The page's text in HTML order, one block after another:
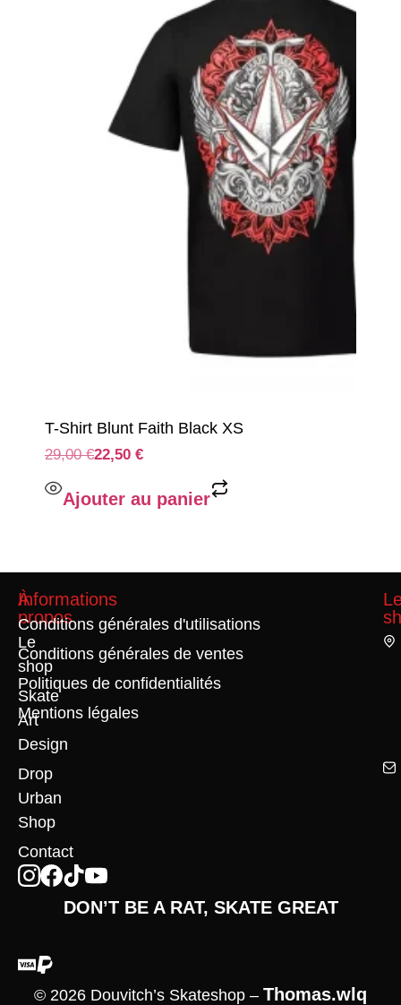
T-Shirt Blunt Faith Black XS
29,00€22,50 €
Ajouter au panier
À
propos
Le
shop
Skate
Art
Design
Drop
Urban
Shop
Contact
Informations
Conditions générales d'utilisations
Conditions générales de ventes
Politiques de confidentialités
Mentions légales
DON’T BE A RAT, SKATE GREAT
© 2026 Douvitch’s Skateshop – Thomas.wlq